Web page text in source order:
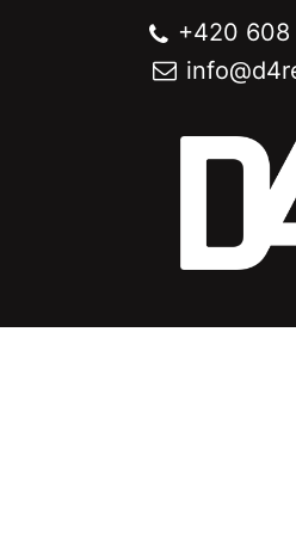
+420 608
info@